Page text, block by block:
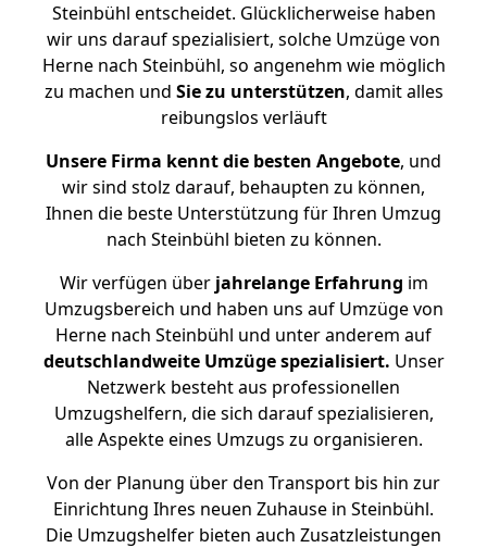
Steinbühl entscheidet. Glücklicherweise haben
wir uns darauf spezialisiert, solche Umzüge von
Herne nach Steinbühl, so angenehm wie möglich
zu machen und Sie zu unterstützen, damit alles
reibungslos verläuft
Unsere Firma kennt die besten Angebote, und
wir sind stolz darauf, behaupten zu können,
Ihnen die beste Unterstützung für Ihren Umzug
nach Steinbühl bieten zu können.
Wir verfügen überjahrelange Erfahrung im
Umzugsbereich und haben uns auf Umzüge von
Herne nach Steinbühl und unter anderem auf
deutschlandweite Umzüge spezialisiert. Unser
Netzwerk besteht aus professionellen
Umzugshelfern, die sich darauf spezialisieren,
alle Aspekte eines Umzugs zu organisieren.
Von der Planung über den Transport bis hin zur
Einrichtung Ihres neuen Zuhause in Steinbühl.
Die Umzugshelfer bieten auch Zusatzleistungen